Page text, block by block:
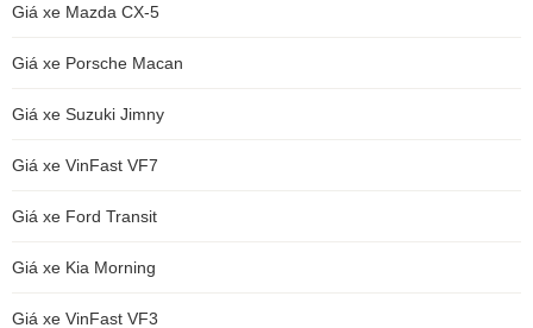
Giá xe Mazda CX-5
Giá xe Porsche Macan
Giá xe Suzuki Jimny
Giá xe VinFast VF7
Giá xe Ford Transit
Giá xe Kia Morning
Giá xe VinFast VF3